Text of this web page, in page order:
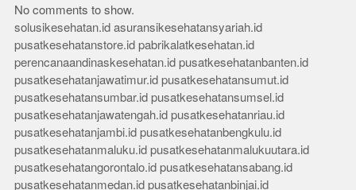
No comments to show.
solusikesehatan.id asuransikesehatansyariah.id
pusatkesehatanstore.id pabrikalatkesehatan.id
perencanaandinaskesehatan.id pusatkesehatanbanten.id
pusatkesehatanjawatimur.id pusatkesehatansumut.id
pusatkesehatansumbar.id pusatkesehatansumsel.id
pusatkesehatanjawatengah.id pusatkesehatanriau.id
pusatkesehatanjambi.id pusatkesehatanbengkulu.id
pusatkesehatanmaluku.id pusatkesehatanmalukuutara.id
pusatkesehatangorontalo.id pusatkesehatansabang.id
pusatkesehatanmedan.id pusatkesehatanbinjai.id